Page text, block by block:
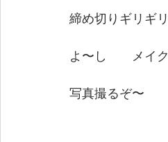
締め切りギリギ
よ〜し　　メイ
写真撮るぞ〜